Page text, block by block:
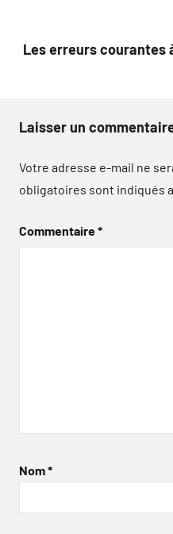
Les erreurs courantes
Laisser un
Votre adresse e-mail ne
obligatoires sont indiqués
Commentaire*
Nom*